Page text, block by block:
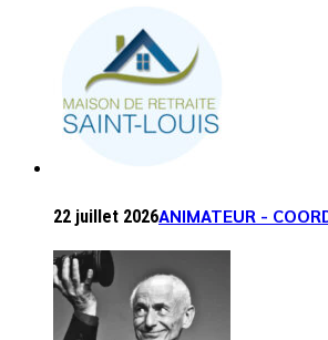
22 juillet 2026ANIMATEUR -